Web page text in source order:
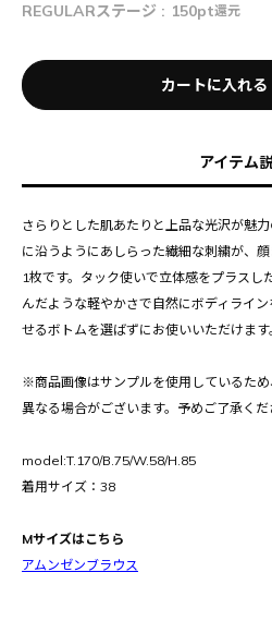
REGULARステージ : 150pt還元
カートに入れる
アイテム
さらりとした肌あたりと上品な光沢が魅
に沿うようにあしらった繊細な刺繍が、
1枚です。タック使いで立体感をプラスし
んだような軽やかさで自然にボディライ
せるボトムを選ばずにお使いいただけます
※商品画像はサンプルを使用しているた
異なる場合がございます。予めご了承くだ
model:T.170/B.75/W.58/H.85
着用サイズ：38
Mサイズはこちら
アムンゼンブラウス